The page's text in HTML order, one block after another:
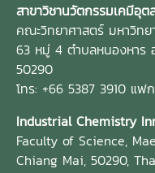
สาขาวิชานวัตกรรมเคมีอุต
คณะวิทยาศาสตร์ มหาวิทย
63 หมู่ 4 ตำบลหนองหาร
50290
โทร: +66 5387 3910 แฟ
Industrial Chemistry
Faculty of Science,
Chiang Mai, 50290,